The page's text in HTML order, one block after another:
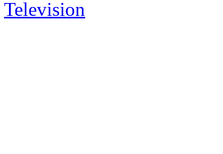
Television